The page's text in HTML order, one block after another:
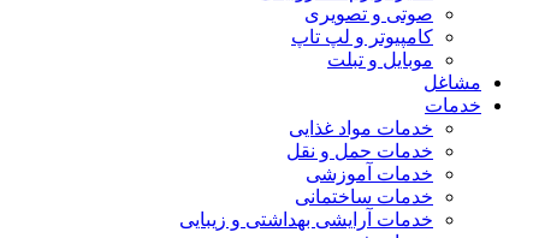
صوتی و تصویری
کامپیوتر و لپ تاپ
موبایل و تبلت
مشاغل
خدمات
خدمات مواد غذایی
خدمات حمل و نقل
خدمات آموزشی
خدمات ساختمانی
خدمات آرایشی بهداشتی و زیبایی